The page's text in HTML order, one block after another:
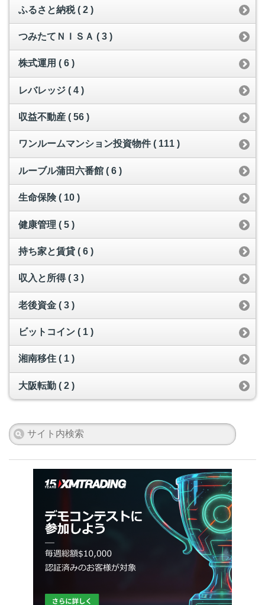
ふるさと納税 ( 2 )
つみたてＮＩＳＡ ( 3 )
株式運用 ( 6 )
レバレッジ ( 4 )
収益不動産 ( 56 )
ワンルームマンション投資物件 ( 111 )
ルーブル蒲田六番館 ( 6 )
生命保険 ( 10 )
健康管理 ( 5 )
持ち家と賃貸 ( 6 )
収入と所得 ( 3 )
老後資金 ( 3 )
ビットコイン ( 1 )
湘南移住 ( 1 )
大阪転勤 ( 2 )